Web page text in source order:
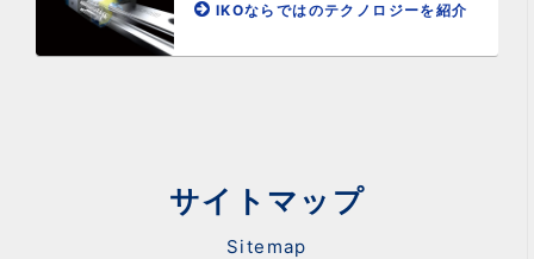
IKOならではのテクノロジーを紹介
サイトマップ
Sitemap